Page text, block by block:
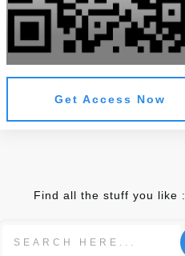
Get Access Now
Find all the stuff you like :